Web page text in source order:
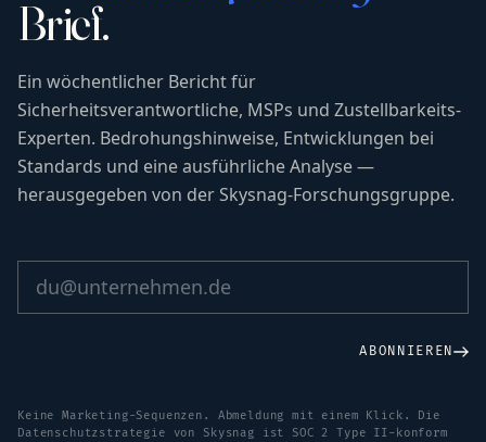
Brief.
Ein wöchentlicher Bericht für
Sicherheitsverantwortliche, MSPs und Zustellbarkeits-
Experten. Bedrohungshinweise, Entwicklungen bei
Standards und eine ausführliche Analyse —
herausgegeben von der Skysnag-Forschungsgruppe.
ABONNIEREN
Keine Marketing-Sequenzen. Abmeldung mit einem Klick. Die
Datenschutzstrategie von Skysnag ist SOC 2 Type II-konform